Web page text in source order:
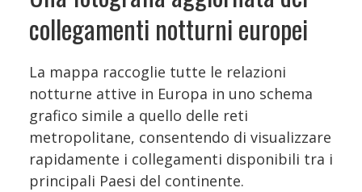
collegamenti notturni europei
La mappa raccoglie tutte le relazioni
notturne attive in Europa in uno schema
grafico simile a quello delle reti
metropolitane, consentendo di visualizzare
rapidamente i collegamenti disponibili tra i
principali Paesi del continente.